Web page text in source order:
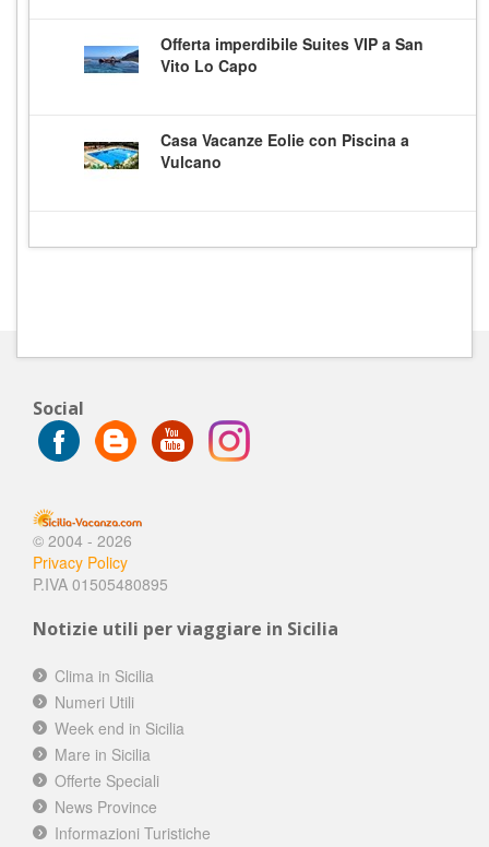
Offerta imperdibile Suites VIP a San
Vito Lo Capo
Casa Vacanze Eolie con Piscina a
Vulcano
Social
© 2004 - 2026
Privacy Policy
P.IVA 01505480895
Notizie utili per viaggiare in Sicilia
Clima in Sicilia
Numeri Utili
Week end in Sicilia
Mare in Sicilia
Offerte Speciali
News Province
Informazioni Turistiche